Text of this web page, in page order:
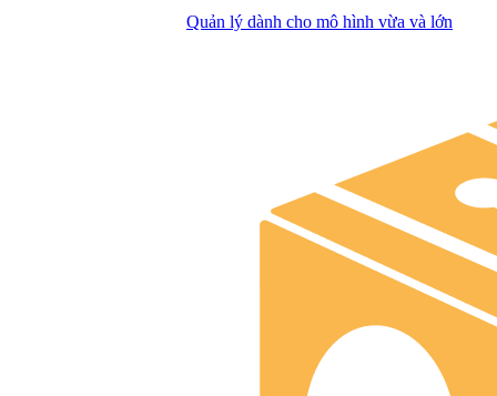
Quản lý dành cho mô hình vừa và lớn